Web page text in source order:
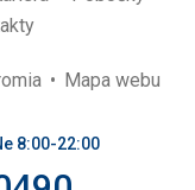
Mapa webu
8:00-22:00